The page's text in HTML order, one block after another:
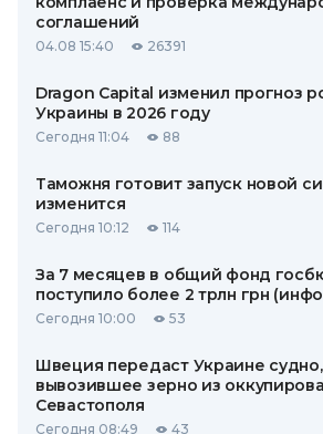
соглашений
04.08 15:40 26391
Dragon Capital изменил прогноз
Украины в 2026 году
Сегодня 11:04 88
Таможня готовит запуск новой
изменится
Сегодня 10:12 114
За 7 месяцев в общий фонд
поступило более 2 трлн грн
Сегодня 10:00 53
Швеция передаст Украине
вывозившее зерно из
Севастополя
Сегодня 08:49 43